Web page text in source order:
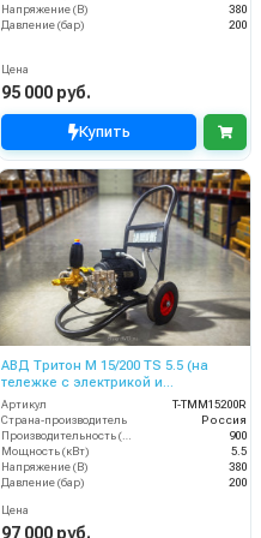
Напряжение (В)
380
Давление (бар)
200
Цена
95 000 руб.
Купить
АВД Тритон M 15/200 TS 5.5 (на
тележке с электрикой и
теплозащитой)
Артикул
T-TMM15200R
Страна-производитель
Россия
Производительность (л/ч)
900
Мощность (кВт)
5.5
Напряжение (В)
380
Давление (бар)
200
Цена
97 000 руб.